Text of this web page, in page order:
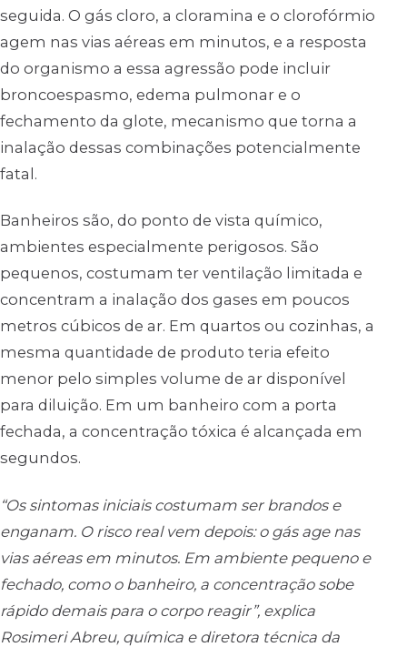
seguida. O gás cloro, a cloramina e o clorofórmio
agem nas vias aéreas em minutos, e a resposta
do organismo a essa agressão pode incluir
broncoespasmo, edema pulmonar e o
fechamento da glote, mecanismo que torna a
inalação dessas combinações potencialmente
fatal.
Banheiros são, do ponto de vista químico,
ambientes especialmente perigosos. São
pequenos, costumam ter ventilação limitada e
concentram a inalação dos gases em poucos
metros cúbicos de ar. Em quartos ou cozinhas, a
mesma quantidade de produto teria efeito
menor pelo simples volume de ar disponível
para diluição. Em um banheiro com a porta
fechada, a concentração tóxica é alcançada em
segundos.
“Os sintomas iniciais costumam ser brandos e
enganam. O risco real vem depois: o gás age nas
vias aéreas em minutos. Em ambiente pequeno e
fechado, como o banheiro, a concentração sobe
rápido demais para o corpo reagir”, explica
Rosimeri Abreu, química e diretora técnica da